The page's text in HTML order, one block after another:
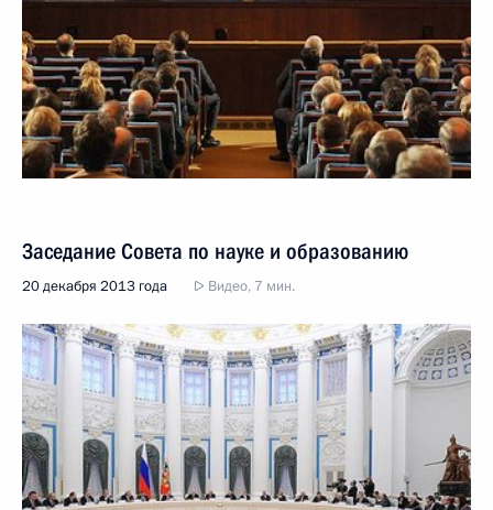
Заседание Совета по науке и образованию
20 декабря 2013 года Видео, 7 мин.